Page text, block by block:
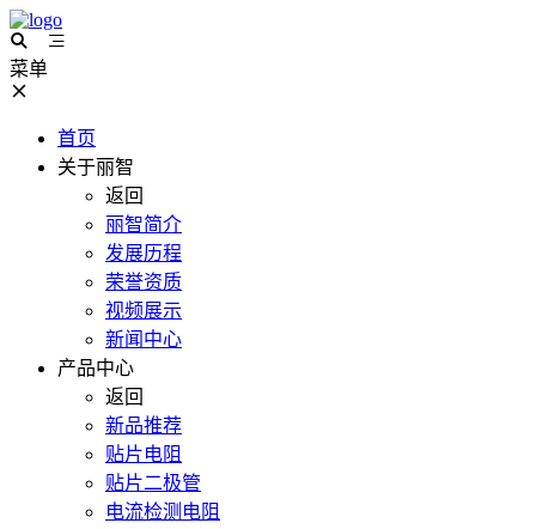
菜单
首页
关于丽智
返回
丽智简介
发展历程
荣誉资质
视频展示
新闻中心
产品中心
返回
新品推荐
贴片电阻
贴片二极管
电流检测电阻